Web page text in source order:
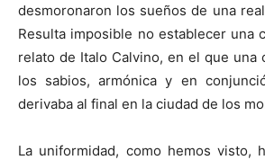
desmoronaron los sueños de una
Resulta imposible no establecer una
relato de Italo Calvino, en el que una
los sabios, armónica y en
derivaba al final en la ciudad de los
La uniformidad, como hemos visto,